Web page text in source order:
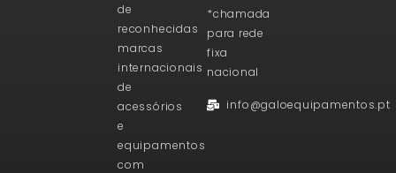
de
reconhecidas
marcas
internacionais
de
acessórios
e
equipamentos
com
*chamada
para rede
fixa
nacional
info@galoequipamentos.pt